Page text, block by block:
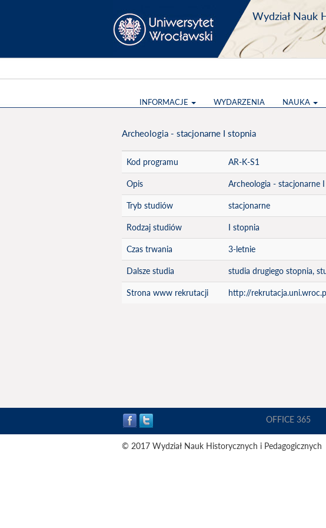
Wydział Nauk
INFORMACJE WYDARZENIA NAUKA
Archeologia - stacjonarne I stopnia
Kod programu AR-K-S1
Opis Archeologia - stacjonarne
Tryb studiów stacjonarne
Rodzaj studiów I stopnia
Czas trwania 3-letnie
Dalsze studia studia drugiego stopnia,
Strona www rekrutacji http://
OFFICE 365
© 2017 Wydział Nauk Historycznych i Pedagogicznych